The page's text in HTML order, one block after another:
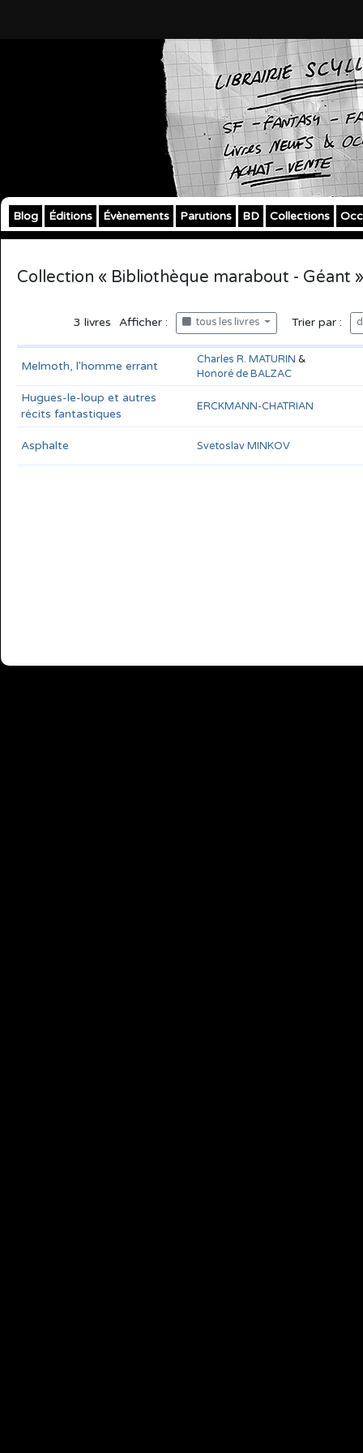
Blog Éditions Évènements Parutions BD Collections
Collection « Bibliothèque marabout - Géant »
3 livres Afficher : tous les livres Trier par :
Melmoth, l'homme errant Charles R. MATURIN &
Honoré de BALZAC
Hugues-le-loup et autres
récits fantastiques
ERCKMANN-CHATRIAN
Asphalte Svetoslav MINKOV